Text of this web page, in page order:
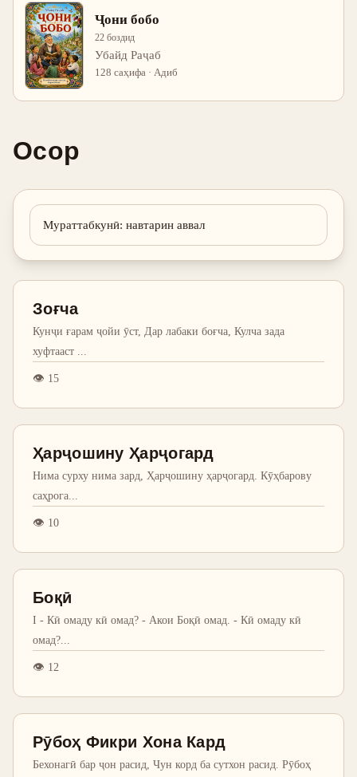
Ҷони бобо
22 боздид
Убайд Раҷаб
128 саҳифа · Адиб
Осор
Мураттабкунӣ: навтарин аввал
Зоғча
Кунҷи ғарам ҷойи ӯст, Дар лабаки боғча, Кулча зада
хуфтааст
👁 15
Ҳарҷошину Ҳарҷогард
Нима сурху нима зард, Ҳарҷошину ҳарҷогард. Кӯҳбарову
саҳрога
👁 10
Боқӣ
I - Кӣ омаду кӣ омад? - Акои Боқӣ омад. - Кӣ омаду кӣ
омад?
👁 12
Рӯбоҳ Фикри Хона Кард
Бехонагӣ бар ҷон расид, Чун корд ба сутхон расид. Рӯбоҳ